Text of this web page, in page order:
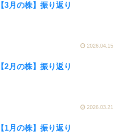
【3月の株】振り返り
2026.04.15
【2月の株】振り返り
2026.03.21
【1月の株】振り返り